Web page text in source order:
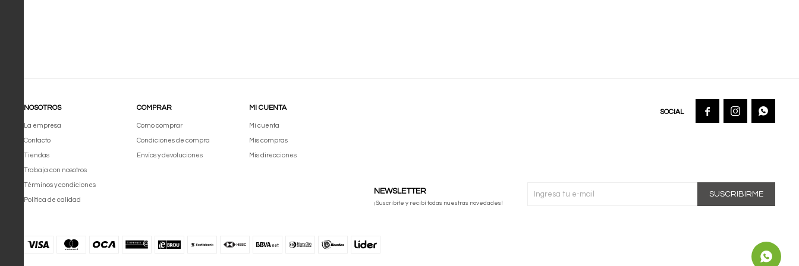
NOSOTROS
La empresa
Contacto
Tiendas
Trabaja con nosotros
Términos y condiciones
Política de calidad
COMPRAR
Como comprar
Condiciones de compra
Envíos y devoluciones
MI CUENTA
Mi cuenta
Mis compras
Mis direcciones
NEWSLETTER
¡Suscribite y recibí todas nuestras novedades!
SUSCRIBIRME
  